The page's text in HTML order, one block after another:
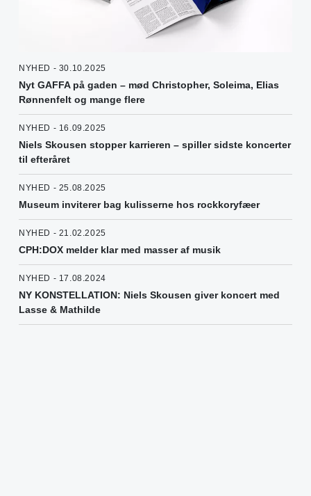
NYHED - 30.10.2025
Nyt GAFFA på gaden – mød Christopher, Soleima, Elias
Rønnenfelt og mange flere
NYHED - 16.09.2025
Niels Skousen stopper karrieren – spiller sidste koncerter
til efteråret
NYHED - 25.08.2025
Museum inviterer bag kulisserne hos rockkoryfæer
NYHED - 21.02.2025
CPH:DOX melder klar med masser af musik
NYHED - 17.08.2024
NY KONSTELLATION: Niels Skousen giver koncert med
Lasse & Mathilde